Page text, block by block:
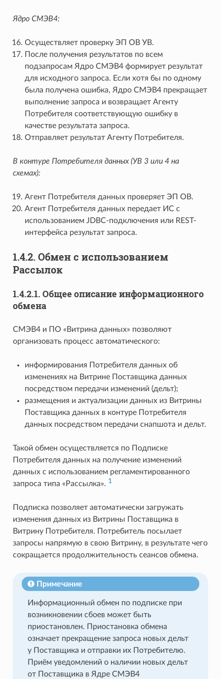
Ядро СМЭВ4:
Осуществляет проверку ЭП ОВ УВ.
После получения результатов по всем
подзапросам Ядро СМЭВ4 формирует результат
для исходного запроса. Если хотя бы по одному
была получена ошибка, Ядро СМЭВ4 прекращает
выполнение запроса и возвращает Агенту
Потребителя соответствующую ошибку в
качестве результата запроса.
Отправляет результат Агенту Потребителя.
В контуре Потребителя данных (УВ 3 или 4 на
схемах):
Агент Потребителя данных проверяет ЭП ОВ.
Агент Потребителя данных передает ИС с
использованием JDBC-подключения или REST-
интерфейса результат запроса.
1.4.2. Обмен с использованием
Рассылок
1.4.2.1. Общее описание информационного
обмена
СМЭВ4 и ПО «Витрина данных» позволяют
организовать процесс автоматического:
информирования Потребителя данных об
изменениях на Витрине Поставщика данных
посредством передачи изменений (дельт);
размещения и актуализации данных из Витрины
Поставщика данных в контуре Потребителя
данных посредством передачи снапшота и дельт.
Такой обмен осуществляется по Подписке
Потребителя данных на получение изменений
данных с использованием регламентированного
запроса типа «Рассылка». 1
Подписка позволяет автоматически загружать
изменения данных из Витрины Поставщика в
Витрину Потребителя. Потребитель посылает
запросы напрямую в свою Витрину, в результате чего
сокращается продолжительность сеансов обмена.
Примечание
Информационный обмен по подписке при
возникновении сбоев может быть
приостановлен. Приостановка обмена
означает прекращение запроса новых дельт
у Поставщика и отправки их Потребителю.
Приём уведомлений о наличии новых дельт
от Поставщика в Ядре СМЭВ4